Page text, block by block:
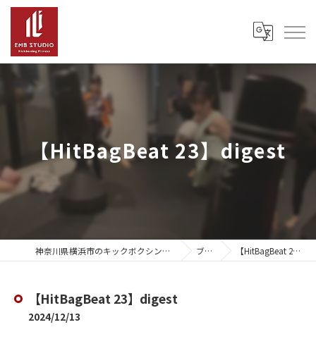
【HitBagBeat 23】digest
神奈川県横浜市のキックボクシングならEMB Studio ブログ 【HitBagBeat 23】digest
【HitBagBeat 23】digest
2024/12/13